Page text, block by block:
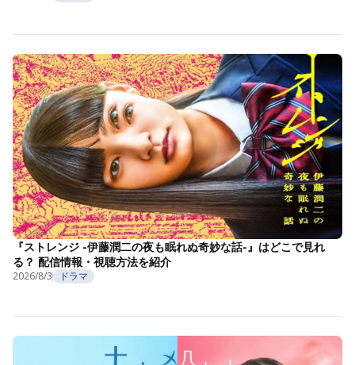
『ストレンジ -伊藤潤二の夜も眠れぬ奇妙な話-』はどこで見れ
る？ 配信情報・視聴方法を紹介
2026/8/3 ドラマ